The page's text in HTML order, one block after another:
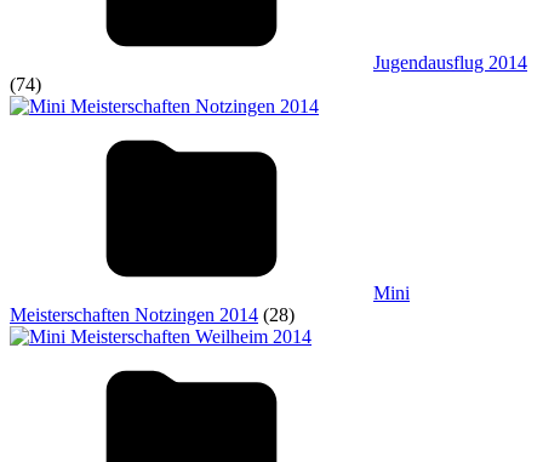
Jugendausflug 2014
(74)
Mini
Meisterschaften Notzingen 2014 (28)